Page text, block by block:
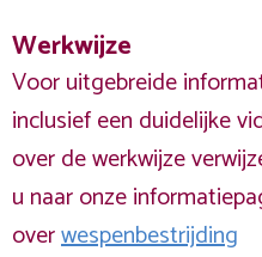
Werkwijze
Voor uitgebreide
inclusief een duidelijke
over de werkwijze
u naar onze
overwespenbestrijding